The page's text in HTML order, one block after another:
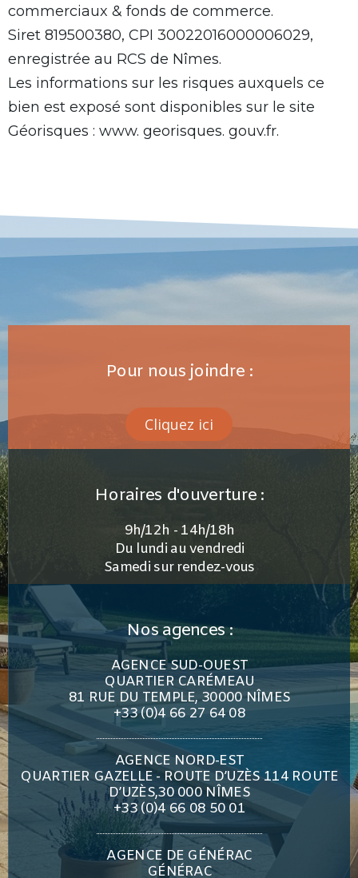
commerciaux & fonds de commerce.
Siret 819500380, CPI 30022016000006029,
enregistrée au RCS de Nîmes.
Les informations sur les risques auxquels ce
bien est exposé sont disponibles sur le site
Géorisques : www. georisques. gouv.fr.
Pour nous joindre :
Cliquez ici
Horaires d'ouverture :
9h/12h - 14h/18h
Du lundi au vendredi
Samedi sur rendez-vous
Nos agences :
AGENCE SUD-OUEST
QUARTIER CARÉMEAU
81 RUE DU TEMPLE, 30000 NÎMES
+33 (0)4 66 27 64 08
AGENCE NORD-EST
QUARTIER GAZELLE - ROUTE D’UZÈS 114 ROUTE
D’UZÈS,30 000 NÎMES
+33 (0)4 66 08 50 01
AGENCE DE GÉNÉRAC
GÉNÉRAC